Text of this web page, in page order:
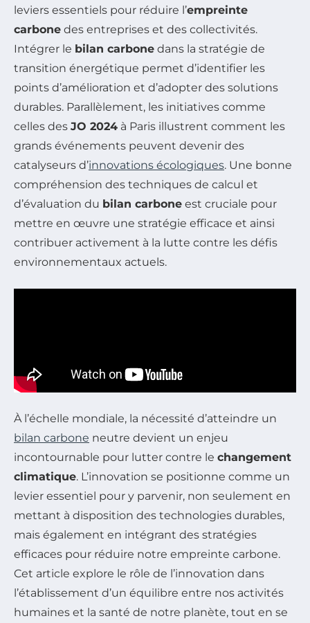
leviers essentiels pour réduire l’empreinte
carbone des entreprises et des collectivités.
Intégrer le bilan carbone dans la stratégie de
transition énergétique permet d’identifier les
points d’amélioration et d’adopter des solutions
durables. Parallèlement, les initiatives comme
celles des JO 2024 à Paris illustrent comment les
grands événements peuvent devenir des
catalyseurs d’innovations écologiques. Une bonne
compréhension des techniques de calcul et
d’évaluation du bilan carbone est cruciale pour
mettre en œuvre une stratégie efficace et ainsi
contribuer activement à la lutte contre les défis
environnementaux actuels.
À l’échelle mondiale, la nécessité d’atteindre un
bilan carbone neutre devient un enjeu
incontournable pour lutter contre le changement
climatique. L’innovation se positionne comme un
levier essentiel pour y parvenir, non seulement en
mettant à disposition des technologies durables,
mais également en intégrant des stratégies
efficaces pour réduire notre empreinte carbone.
Cet article explore le rôle de l’innovation dans
l’établissement d’un équilibre entre nos activités
humaines et la santé de notre planète, tout en se